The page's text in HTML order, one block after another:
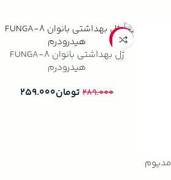
ریجوی مسواک Reinfinity مدیوم
-10%
ژل بهداشتی بانوان FUNGA-8
هیدرودرم
۲۸۹.۰۰۰ تومان۲۵۹.۰۰۰